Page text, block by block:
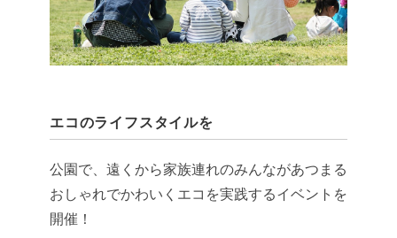
エコのライフスタイルを
公園で、遠くから家族連れのみんながあつまる
おしゃれでかわいくエコを実践するイベントを
開催！